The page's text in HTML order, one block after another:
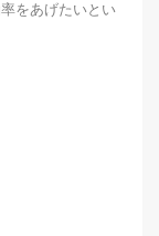
をあげたいとい